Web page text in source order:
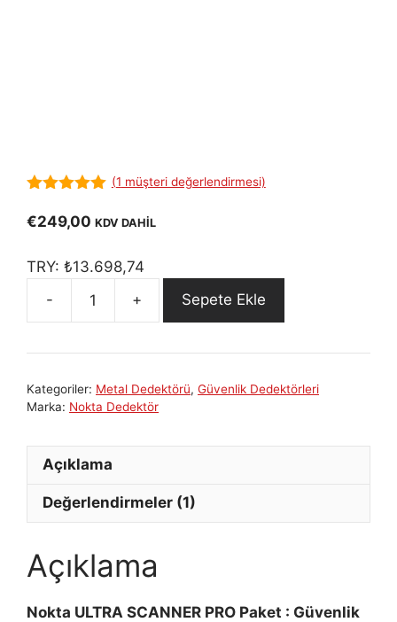
5
(1 müşteri değerlendirmesi)
€249,00 KDV DAHİL
TRY: ₺13.698,74
Nokta
SCANNER
Paket
Sepete Ekle
Kategoriler: Metal Dedektörü, Güvenlik Dedektörleri
Marka: Nokta Dedektör
Açıklama
Değerlendirmeler (1)
Açıklama
Nokta ULTRA SCANNER PRO Paket : Güvenlik